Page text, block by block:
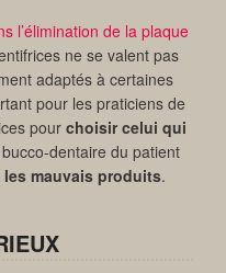
l’élimination de la plaque
ne se valent pas
adaptés à certaines
pour les praticiens de
pour choisir celui qui
dentaire du patient
mauvais produits.